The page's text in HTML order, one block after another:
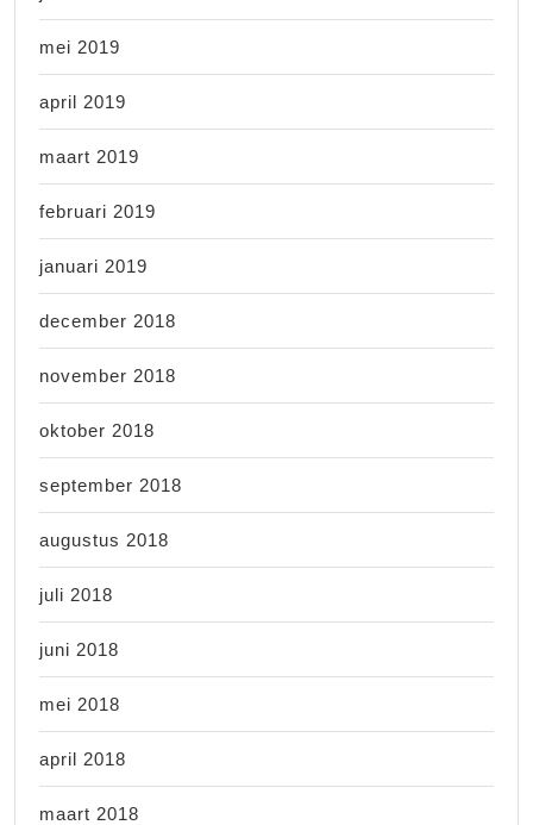
mei 2019
april 2019
maart 2019
februari 2019
januari 2019
december 2018
november 2018
oktober 2018
september 2018
augustus 2018
juli 2018
juni 2018
mei 2018
april 2018
maart 2018